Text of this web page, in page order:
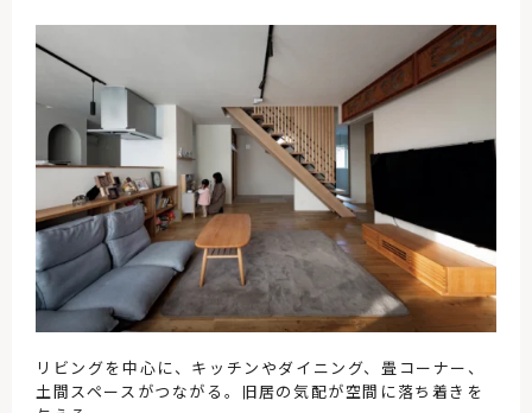
リビングを中心に、キッチンやダイニング、畳コーナー、
土間スペースがつながる。旧居の気配が空間に落ち着きを